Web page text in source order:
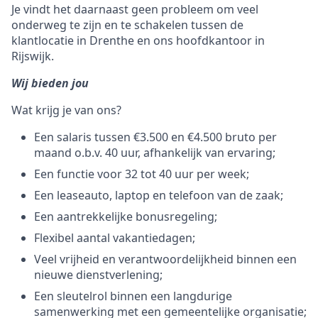
Je vindt het daarnaast geen probleem om veel
onderweg te zijn en te schakelen tussen de
klantlocatie in Drenthe en ons hoofdkantoor in
Rijswijk.
Wij bieden jou
Wat krijg je van ons?
Een salaris tussen €3.500 en €4.500 bruto per
maand o.b.v. 40 uur, afhankelijk van ervaring;
Een functie voor 32 tot 40 uur per week;
Een leaseauto, laptop en telefoon van de zaak;
Een aantrekkelijke bonusregeling;
Flexibel aantal vakantiedagen;
Veel vrijheid en verantwoordelijkheid binnen een
nieuwe dienstverlening;
Een sleutelrol binnen een langdurige
samenwerking met een gemeentelijke organisatie;